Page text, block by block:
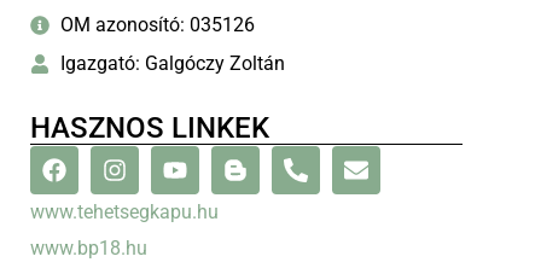
OM azonosító: 035126
Igazgató: Galgóczy Zoltán
HASZNOS LINKEK
www.tehetsegkapu.hu
www.bp18.hu